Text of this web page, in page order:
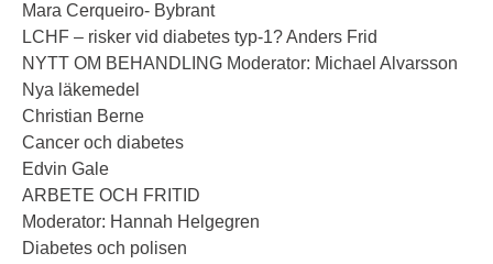
Mara Cerqueiro- Bybrant
LCHF – risker vid diabetes typ-1? Anders Frid
NYTT OM BEHANDLING Moderator: Michael Alvarsson
Nya läkemedel
Christian Berne
Cancer och diabetes
Edvin Gale
ARBETE OCH FRITID
Moderator: Hannah Helgegren
Diabetes och polisen